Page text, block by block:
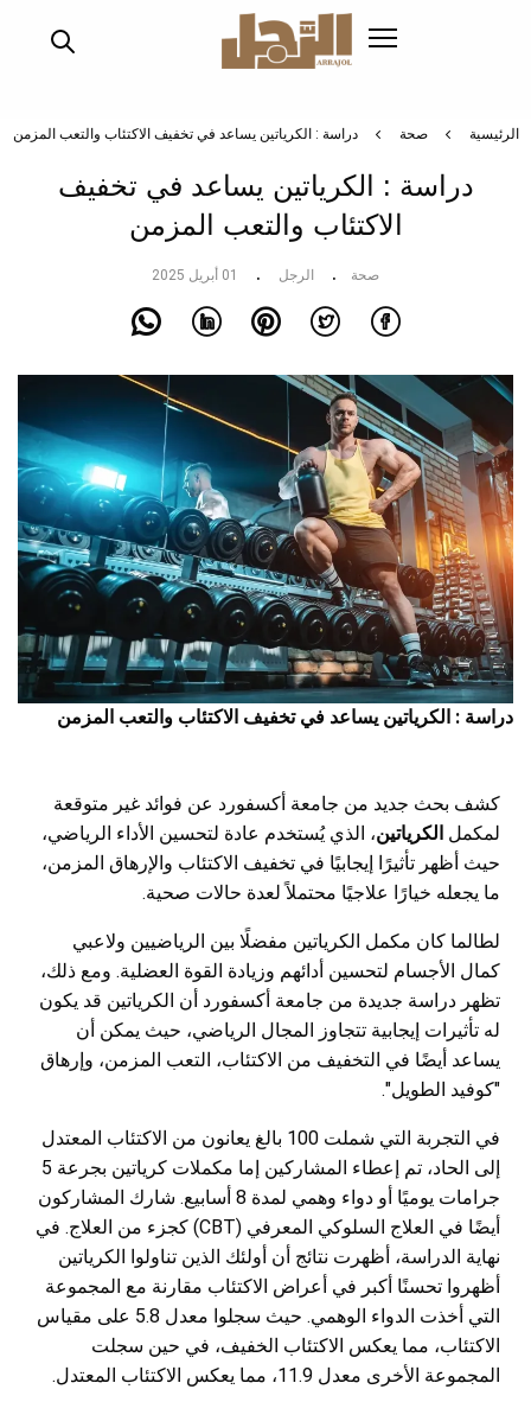
الرئيسية صحة دراسة : الكرياتين يساعد في تخفيف الاكتئاب والتعب المزمن
دراسة : الكرياتين يساعد في تخفيف
الاكتئاب والتعب المزمن
صحة الرجل 01 أبريل 2025
دراسة : الكرياتين يساعد في تخفيف الاكتئاب والتعب المزمن
كشف بحث جديد من جامعة أكسفورد عن فوائد غير متوقعة
لمكمل الكرياتين، الذي يُستخدم عادة لتحسين الأداء الرياضي،
حيث أظهر تأثيرًا إيجابيًا في تخفيف الاكتئاب والإرهاق المزمن،
ما يجعله خيارًا علاجيًا محتملاً لعدة حالات صحية.
لطالما كان مكمل الكرياتين مفضلًا بين الرياضيين ولاعبي
كمال الأجسام لتحسين أدائهم وزيادة القوة العضلية. ومع ذلك،
تظهر دراسة جديدة من جامعة أكسفورد أن الكرياتين قد يكون
له تأثيرات إيجابية تتجاوز المجال الرياضي، حيث يمكن أن
يساعد أيضًا في التخفيف من الاكتئاب، التعب المزمن، وإرهاق
"كوفيد الطويل".
في التجربة التي شملت 100 بالغ يعانون من الاكتئاب المعتدل
إلى الحاد، تم إعطاء المشاركين إما مكملات كرياتين بجرعة 5
جرامات يوميًا أو دواء وهمي لمدة 8 أسابيع. شارك المشاركون
أيضًا في العلاج السلوكي المعرفي (CBT) كجزء من العلاج. في
نهاية الدراسة، أظهرت نتائج أن أولئك الذين تناولوا الكرياتين
أظهروا تحسنًا أكبر في أعراض الاكتئاب مقارنة مع المجموعة
التي أخذت الدواء الوهمي. حيث سجلوا معدل 5.8 على مقياس
الاكتئاب، مما يعكس الاكتئاب الخفيف، في حين سجلت
المجموعة الأخرى معدل 11.9، مما يعكس الاكتئاب المعتدل.